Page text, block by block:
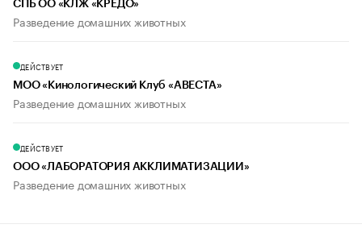
СПБ ОО «КЛЖ «КРЕДО»
Разведение домашних животных
ДЕЙСТВУЕТ
МОО «Кинологический Клуб «АВЕСТА»
Разведение домашних животных
ДЕЙСТВУЕТ
ООО «ЛАБОРАТОРИЯ АККЛИМАТИЗАЦИИ»
Разведение домашних животных